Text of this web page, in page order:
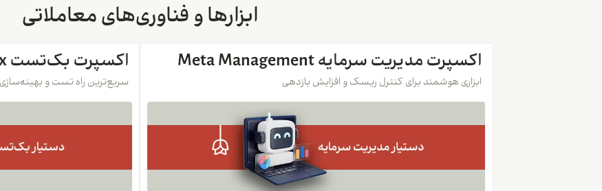
ابزارها و فناوری‌های معاملاتی
اکسپرت مدیریت سرمایه Meta Management
ابزاری هوشمند برای کنترل ریسک و افزایش بازدهی
اکسپرت بک‌تست Meta OptiMax
سریع‌ترین راه تست و بهینه‌سازی